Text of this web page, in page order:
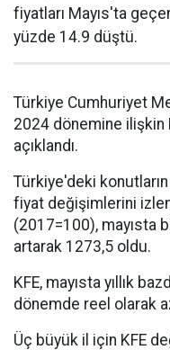
fiyatları Mayıs'ta
yüzde 14.9 düştü.
Türkiye Cumhuriyet
2024 dönemine ilişkin
açıklandı.
Türkiye'deki konutların
fiyat değişimlerini
(2017=100), mayısta
artarak 1273,5 oldu.
KFE, mayısta yıllık
dönemde reel olarak
Üç büyük il için KFE